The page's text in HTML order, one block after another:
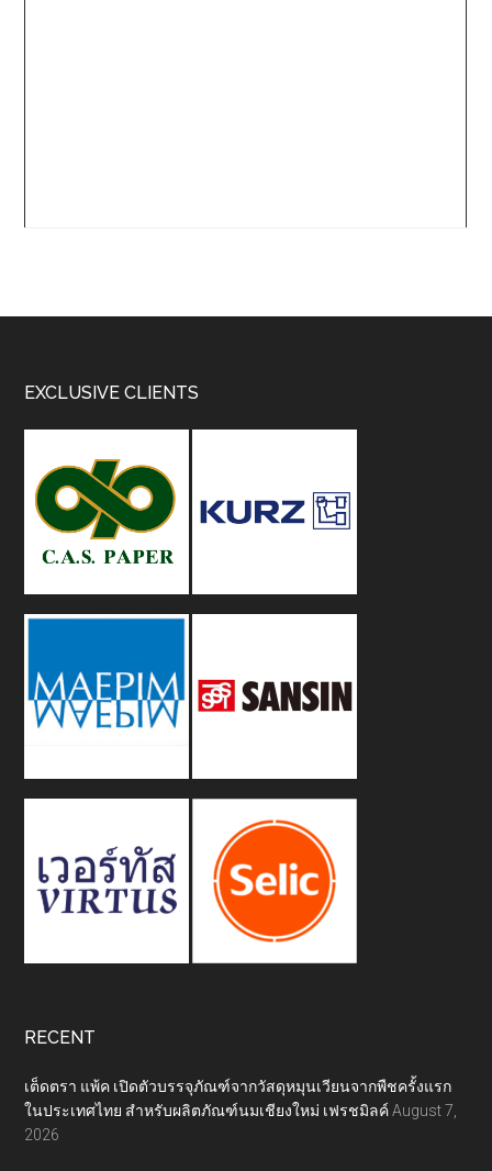
Footer
EXCLUSIVE CLIENTS
RECENT
เต็ดตรา แพ้ค เปิดตัวบรรจุภัณฑ์จากวัสดุหมุนเวียนจากพืชครั้งแรก
ในประเทศไทย สำหรับผลิตภัณฑ์นมเชียงใหม่ เฟรชมิลค์ August 7,
2026